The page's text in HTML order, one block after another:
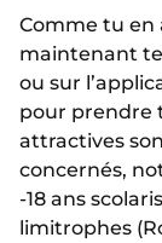
Comme tu en
maintenant
ou sur
pour prendre
attractives
concernés,
-18 ans
limitrophes